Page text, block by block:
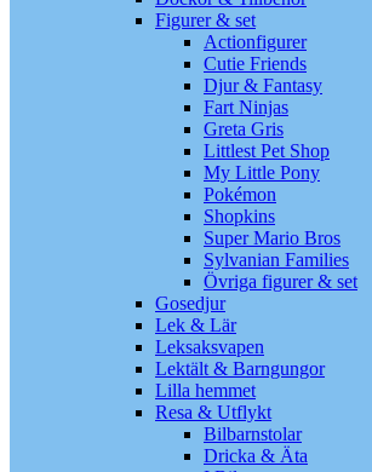
Figurer & set
Actionfigurer
Cutie Friends
Djur & Fantasy
Fart Ninjas
Greta Gris
Littlest Pet Shop
My Little Pony
Pokémon
Shopkins
Super Mario Bros
Sylvanian Families
Övriga figurer & set
Gosedjur
Lek & Lär
Leksaksvapen
Lektält & Barngungor
Lilla hemmet
Resa & Utflykt
Bilbarnstolar
Dricka & Äta